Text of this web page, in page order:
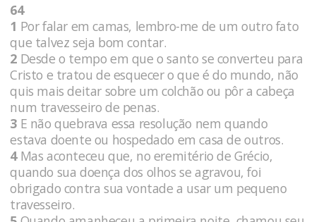
64
1 Por falar em camas, lembro-me de um outro fato
que talvez seja bom contar.
2 Desde o tempo em que o santo se converteu para
Cristo e tratou de esquecer o que é do mundo, não
quis mais deitar sobre um colchão ou pôr a cabeça
num travesseiro de penas.
3 E não quebrava essa resolução nem quando
estava doente ou hospedado em casa de outros.
4Mas aconteceu que, no eremitério de Grécio,
quando sua doença dos olhos se agravou, foi
obrigado contra sua vontade a usar um pequeno
travesseiro.